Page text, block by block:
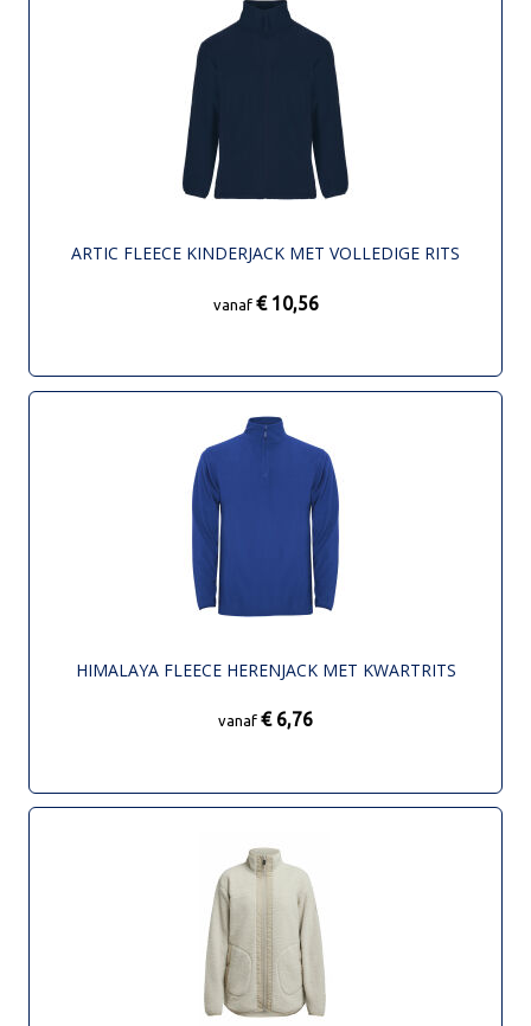
ARTIC FLEECE KINDERJACK MET VOLLEDIGE RITS
vanaf € 10,56
HIMALAYA FLEECE HERENJACK MET KWARTRITS
vanaf € 6,76